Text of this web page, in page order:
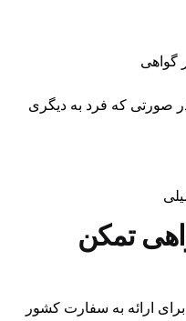
صورتی که فرد به دیگری
تمکن
برای ارائه به سفارت کشور